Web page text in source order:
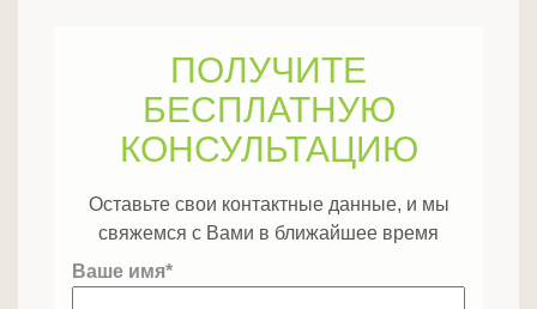
ПОЛУЧИТЕ
БЕСПЛАТНУЮ
КОНСУЛЬТАЦИЮ
Оставьте свои контактные данные, и мы
свяжемся с Вами в ближайшее время
Ваше имя*